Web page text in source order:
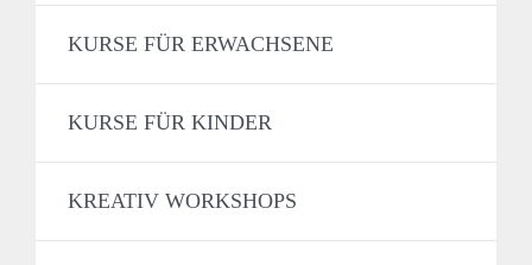
KURSE FÜR ERWACHSENE
KURSE FÜR KINDER
KREATIV WORKSHOPS